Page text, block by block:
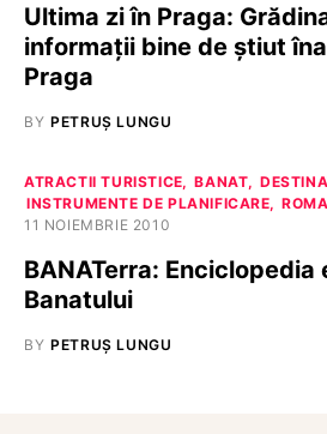
Ultima zi în Praga:
informații bine de știut
Praga
BY PETRUȘ LUNGU
ATRACTII TURISTICE BANAT
INSTRUMENTE DE PLANIFICARE
11 NOIEMBRIE 2010
BANATerra: Enciclopedia
Banatului
BY PETRUȘ LUNGU